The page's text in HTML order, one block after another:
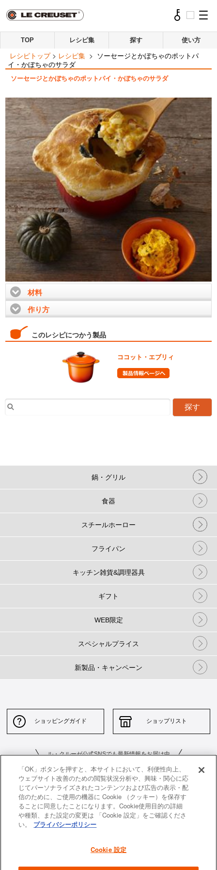
TOP レシピ集 探す 使い方
レシピトップ > レシピ集 > ソーセージとかぼちゃのポットパ
イ・かぼちゃのサラダ
ソーセージとかぼちゃのポットパイ・かぼちゃのサラダ
材料click to expand contents
作り方
このレシピにつかう製品
ココット・エブリィ
探す
鍋・グリル
食器
スチールホーロー
フライパン
キッチン雑貨&調理器具
ギフト
WEB限定
スペシャルプライス
新製品・キャンペーン
ショッピングガイド ショップリスト
ル・クルーゼ公式SNSでも最新情報をお届け中
お問い合わせ サイトポリシー
「OK」ボタンを押すと、本サイトにおいて、利便性向上、
ウェブサイト改善のための閲覧状況分析や、興味・関心に応
じてパーソナライズされたコンテンツおよび広告の表示・配
信のために、ご使用の機器に Cookie （クッキー）を保存す
ることに同意したことになります。Cookie使用目的の詳細
や種類、また設定の変更は 「Cookie 設定」をご確認くださ
い。
プライバシーポリシー
Cookie 設定